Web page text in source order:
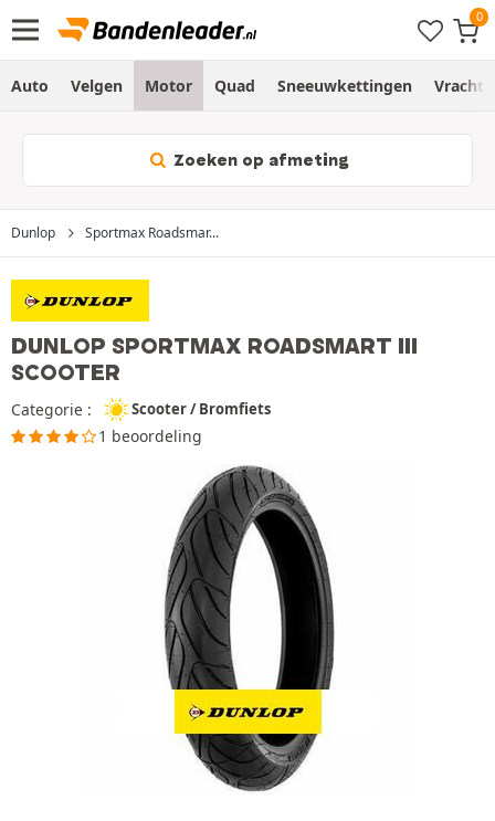
Auto Velgen Motor Quad Sneeuwkettingen
Zoeken op afmeting
Dunlop Sportmax Roadsmar...
DUNLOP SPORTMAX ROADSMART III
SCOOTER
Categorie : Scooter / Bromfiets
1 beoordeling